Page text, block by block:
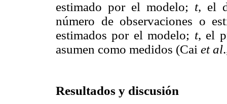
estimado por el modelo; t, el
número de observaciones o
estimados por el modelo; t, el
asumen como medidos (Cai et al
Resultados y discusión